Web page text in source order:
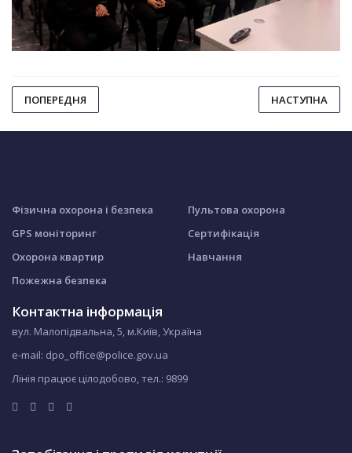
ПОПЕРЕДНЯ НАСТУПНА
Фізична охорона і безпека
GPS моніторинг
Охорона квартир
Пожежна безпека
Пультова охорона
Сертифікація
Навчання
Контактна інформація
вул. Малопідвальна, 5, м.Київ, Україна
e-mail: dpo_office@police.gov.ua
Лінія працює цілодобово, тел.: 9899